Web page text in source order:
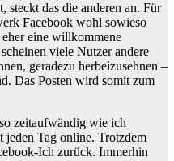
steckt das die anderen an. Für
Facebook wohl sowieso
eine willkommene
viele Nutzer andere
geradezu herbeizusehnen –
Das Posten wird somit zum
zeitaufwändig wie ich
jeden Tag online. Trotzdem
Ich zurück. Immerhin